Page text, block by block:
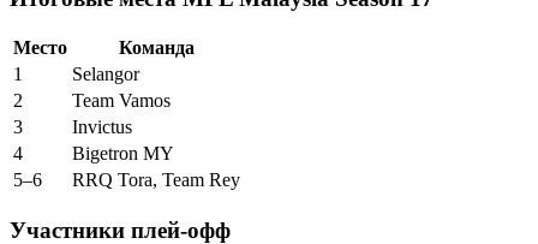
Место
Команда
1
Selangor
2
Team Vamos
3
Invictus
4
Bigetron MY
5–6
RRQ Tora, Team Rey
Участники плей-офф